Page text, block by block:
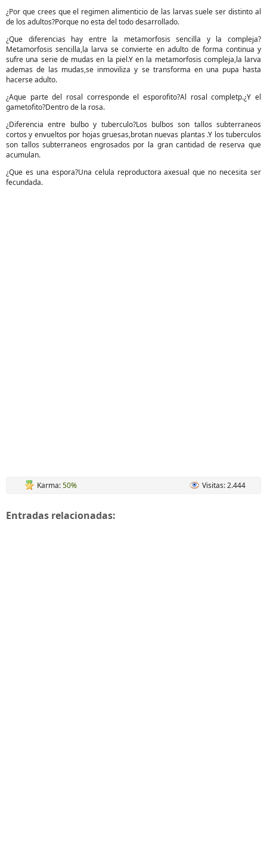
¿Por que crees que el regimen alimenticio de las larvas suele ser distinto al
de los adultos?Porque no esta del todo desarrollado.
¿Que diferencias hay entre la metamorfosis sencilla y la compleja?
Metamorfosis sencilla,la larva se convierte en adulto de forma continua y
sufre una serie de mudas en la piel.Y en la metamorfosis compleja,la larva
ademas de las mudas,se inmoviliza y se transforma en una pupa hasta
hacerse adulto.
¿Aque parte del rosal corresponde el esporofito?Al rosal completp.¿Y el
gametofito?Dentro de la rosa.
¿Diferencia entre bulbo y tuberculo?Los bulbos son tallos subterraneos
cortos y envueltos por hojas gruesas,brotan nuevas plantas .Y los tuberculos
son tallos subterraneos engrosados por la gran cantidad de reserva que
acumulan.
¿Que es una espora?Una celula reproductora axesual que no necesita ser
fecundada.
Karma:50% Visitas: 2.444
Entradas relacionadas: